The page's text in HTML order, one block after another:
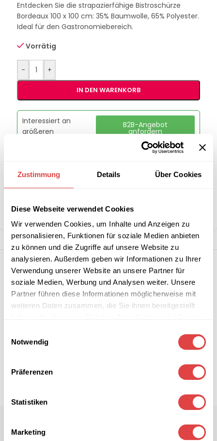
Zustimmung Details Über Cookies
Diese Webseite verwendet Cookies
Wir verwenden Cookies, um Inhalte und Anzeigen zu
personalisieren, Funktionen für soziale Medien anbieten
zu können und die Zugriffe auf unsere Website zu
analysieren. Außerdem geben wir Informationen zu Ihrer
Verwendung unserer Website an unsere Partner für
soziale Medien, Werbung und Analysen weiter. Unsere
Partner führen diese Informationen möglicherweise mit
weiteren Daten zusammen, die Sie ihnen bereitgestellt
Notwendig
Präferenzen
Statistiken
Marketing
Entdecken Sie die strapazierfähige Bistroschürze
Bordeaux 100 x 100 cm: 35% Baumwolle, 65% Polyester.
Ideal für den Gastronomiebereich.
Vorrätig
- +
IN DEN WARENKORB
Interessiert an
größeren
B2B-Angebot
anfordern
Artikelnummer:
GU2060B
Kategorie: Schürzen & Vorbinder